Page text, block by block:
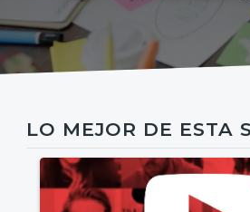
LO MEJOR DE ESTA